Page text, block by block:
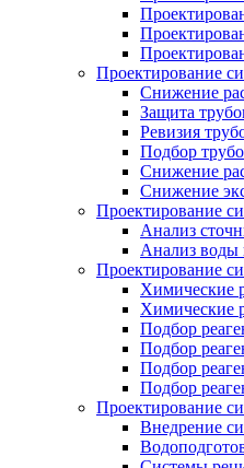
Проектирование
Снижение
Защита
Ревизия
Подбор
Снижение
Снижение
Проектирование
Анализ
Анализ воды
Проектирование
Химические
Химические
Подбор
Подбор
Подбор
Подбор
Проектирование
Внедрение